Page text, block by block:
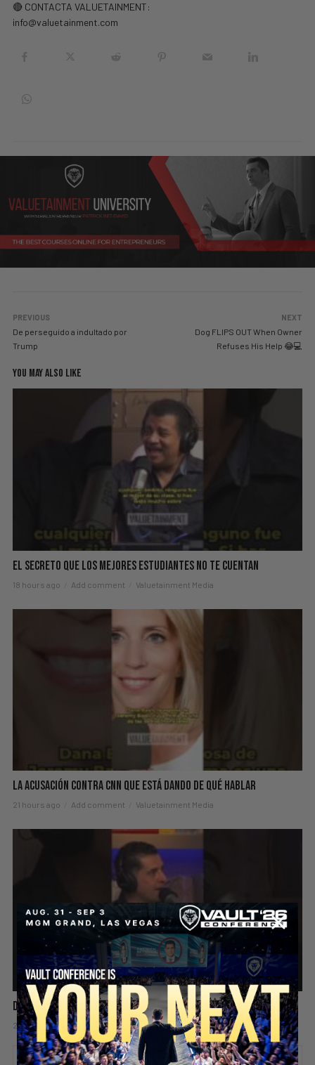
🔴 CONTACTA VALUETAINMENT:
info@valuetainment.com
PREVIOUS
De perseguido a indultado por
Trump
NEXT
Dog FLIPS OUT When Owner
Refuses His Help 😂💻
YOU MAY ALSO LIKE
El Secreto Que Los Mejores Estudiantes No Te Cuentan
18 hours ago Add comment Valuetainment Media
La Acusación Contra CNN Que Está Dando De Qué Hablar
21 hours ago Add comment Valuetainment Media
Dejarías Que Tu Hijo Juegue Un Deporte Peligroso?
22 hours ago Add comment Valuetainment Media